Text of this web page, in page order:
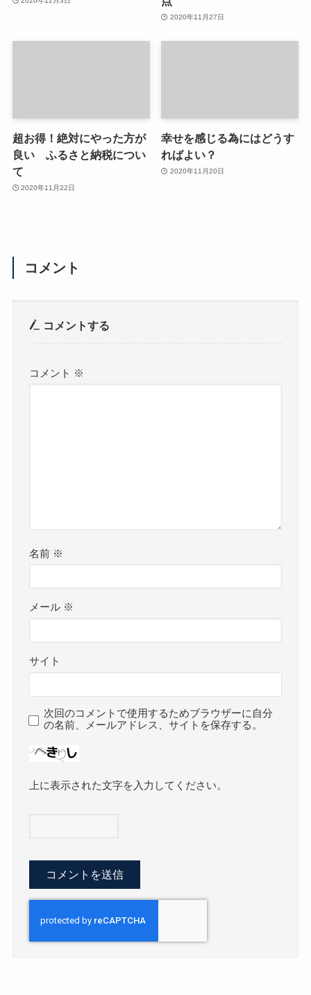
2020年11月27日
超お得！絶対にやった方が
良い ふるさと納税につい
て
2020年11月22日
幸せを感じる為にはどうす
ればよい？
2020年11月20日
コメント
コメントする
コメント ※
名前 ※
メール ※
サイト
次回のコメントで使用するためブラウザーに自分
の名前、メールアドレス、サイトを保存する。
上に表示された文字を入力してください。